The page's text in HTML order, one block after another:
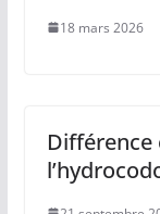
18 mars 2026
Différence